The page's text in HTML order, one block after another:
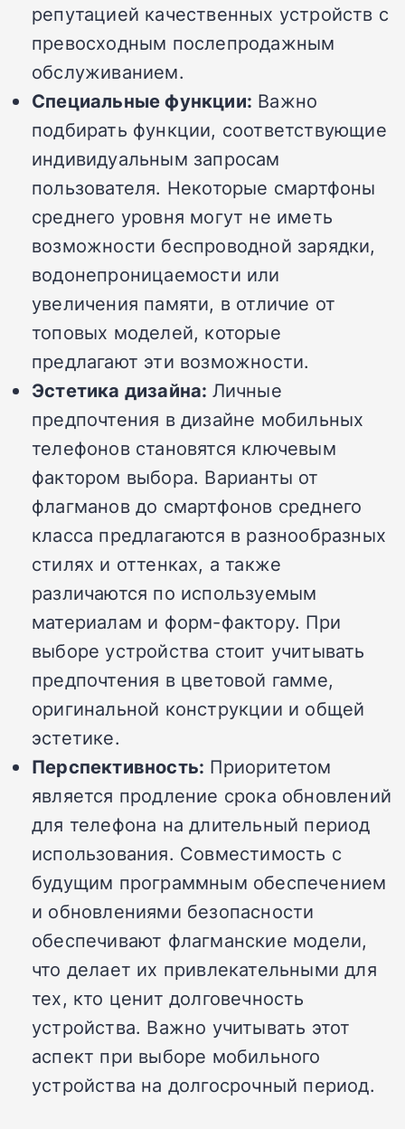
репутацией качественных устройств с
превосходным послепродажным
обслуживанием.
Специальные функции: Важно
подбирать функции, соответствующие
индивидуальным запросам
пользователя. Некоторые смартфоны
среднего уровня могут не иметь
возможности беспроводной зарядки,
водонепроницаемости или
увеличения памяти, в отличие от
топовых моделей, которые
предлагают эти возможности.
Эстетика дизайна: Личные
предпочтения в дизайне мобильных
телефонов становятся ключевым
фактором выбора. Варианты от
флагманов до смартфонов среднего
класса предлагаются в разнообразных
стилях и оттенках, а также
различаются по используемым
материалам и форм-фактору. При
выборе устройства стоит учитывать
предпочтения в цветовой гамме,
оригинальной конструкции и общей
эстетике.
Перспективность: Приоритетом
является продление срока обновлений
для телефона на длительный период
использования. Совместимость с
будущим программным обеспечением
и обновлениями безопасности
обеспечивают флагманские модели,
что делает их привлекательными для
тех, кто ценит долговечность
устройства. Важно учитывать этот
аспект при выборе мобильного
устройства на долгосрочный период.